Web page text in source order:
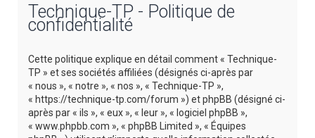
Technique-TP - Politique de
confidentialité
Cette politique explique en détail comment « Technique-
TP » et ses sociétés affiliées (désignés ci-après par
« nous », « notre », « nos », « Technique-TP »,
« https://technique-tp.com/forum ») et phpBB (désigné ci-
après par « ils », « eux », « leur », « logiciel phpBB »,
« www.phpbb.com », « phpBB Limited », « Équipes